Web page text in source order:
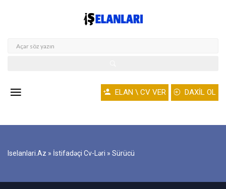
ELAN \ CV VER DAXİL OL
Iselanlari.az » İstifadəçi Cv-Ləri » Sürücü